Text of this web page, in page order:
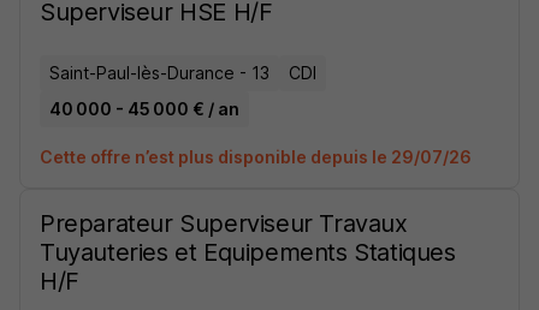
Superviseur HSE H/F
Saint-Paul-lès-Durance - 13
CDI
40 000 - 45 000 € / an
Cette offre n’est plus disponible depuis le 29/07/26
Preparateur Superviseur Travaux
Tuyauteries et Equipements Statiques
H/F